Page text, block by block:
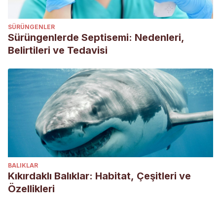
SÜRÜNGENLER
Sürüngenlerde Septisemi: Nedenleri,
Belirtileri ve Tedavisi
BALIKLAR
Kıkırdaklı Balıklar: Habitat, Çeşitleri ve
Özellikleri